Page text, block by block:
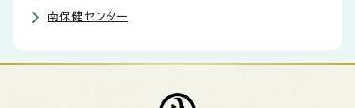
南保健センター